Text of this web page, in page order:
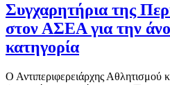
Συγχαρητήρια της
στον ΑΣΕΑ για την
κατηγορία
Ο Αντιπεριφερειάρχης Αθλητισμού